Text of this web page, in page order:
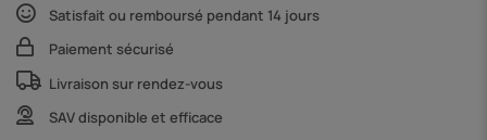
Satisfait ou remboursé pendant 14 jours
Paiement sécurisé
Livraison sur rendez-vous
SAV disponible et efficace